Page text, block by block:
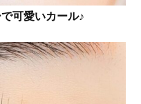
可愛いカール♪